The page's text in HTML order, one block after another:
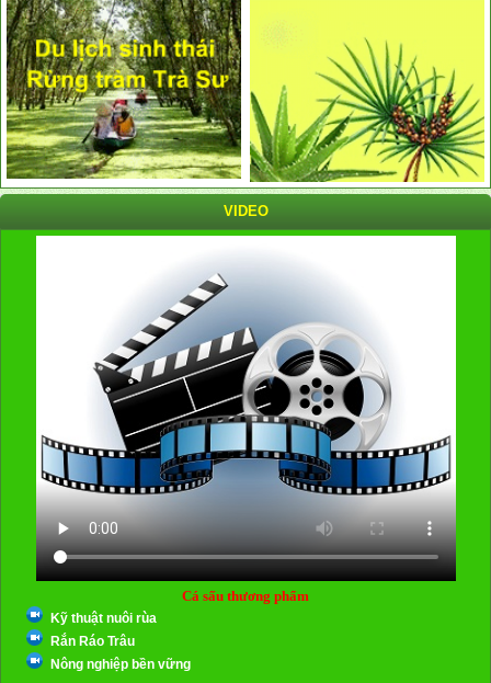
VIDEO
Cá sấu thương phẩm
Kỹ thuật nuôi rùa
Rắn Ráo Trâu
Nông nghiệp bền vững